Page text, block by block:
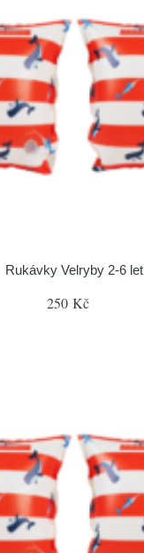
Rukávky Velryby 2-6 let
250 Kč